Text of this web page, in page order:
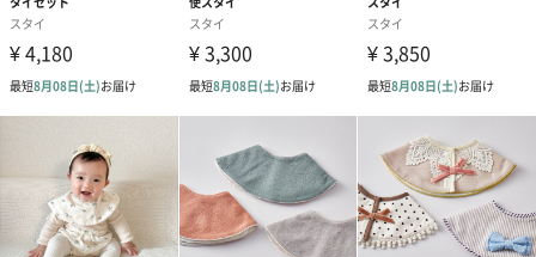
商品オプション情報
お届けボックスオプション
配送用のダンボールを装飾いたします。お相手のご住所に直接お
送りする際に人気のオプションです。お相手に直接手渡しする場
合は、紙袋との併用もおすすめです。